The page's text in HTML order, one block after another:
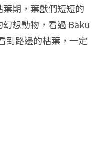
期，葉獸們短短的
想動物，看過 Baku
到路邊的枯葉，一定